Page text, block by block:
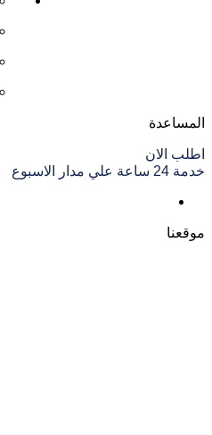
المساعدة
اطلب الان
خدمة 24 ساعة علي مدار الاسبوع
موقعنا